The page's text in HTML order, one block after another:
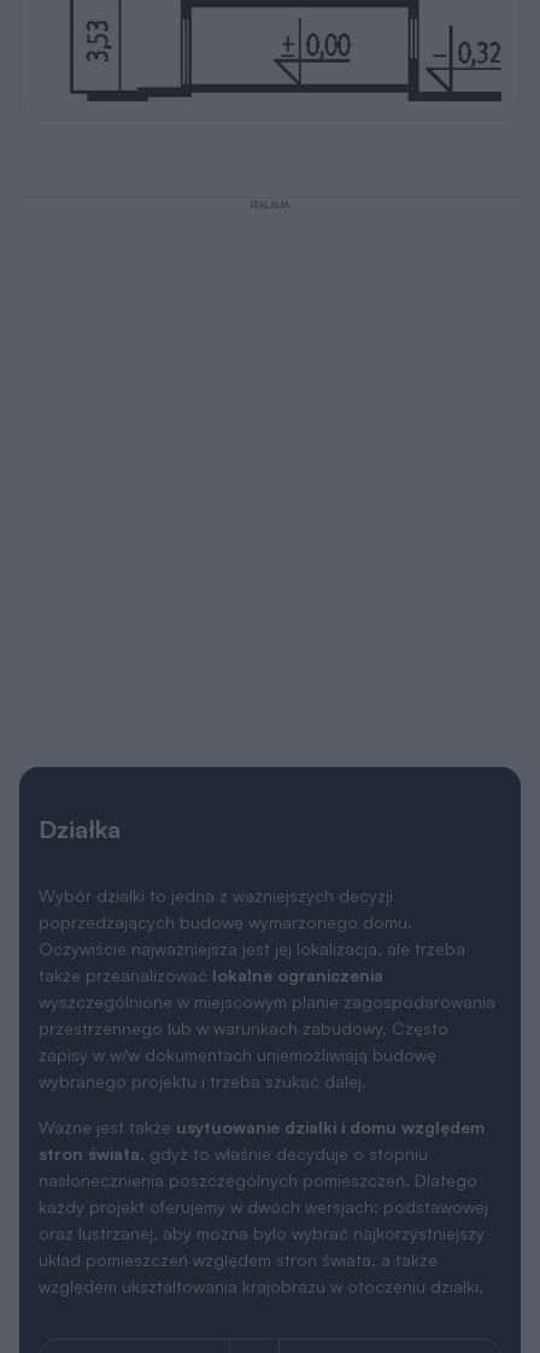
REKLAMA
Działka
Wybór działki to jedna z ważniejszych decyzji
poprzedzających budowę wymarzonego domu.
Oczywiście najważniejsza jest jej lokalizacja, ale trzeba
także przeanalizować lokalne ograniczenia
wyszczególnione w miejscowym planie zagospodarowania
przestrzennego lub w warunkach zabudowy. Często
zapisy w w/w dokumentach uniemożliwiają budowę
wybranego projektu i trzeba szukać dalej.
Ważne jest także usytuowanie działki i domu względem
stron świata, gdyż to właśnie decyduje o stopniu
nasłonecznienia poszczególnych pomieszczeń. Dlatego
każdy projekt oferujemy w dwóch wersjach: podstawowej
oraz lustrzanej, aby można było wybrać najkorzystniejszy
układ pomieszczeń względem stron świata, a także
względem ukształtowania krajobrazu w otoczeniu działki.